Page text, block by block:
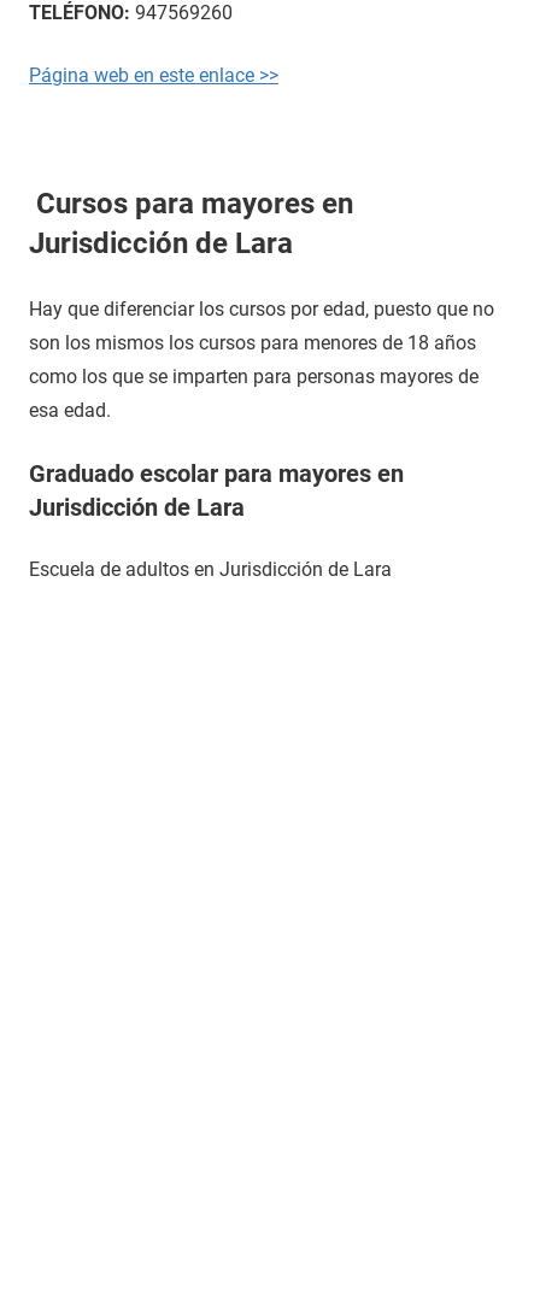
TELÉFONO: 947569260
Página web en este enlace >>
Cursos para mayores en
Jurisdicción de Lara
Hay que diferenciar los cursos por edad, puesto que no
son los mismos los cursos para menores de 18 años
como los que se imparten para personas mayores de
esa edad.
Graduado escolar para mayores en
Jurisdicción de Lara
Escuela de adultos en Jurisdicción de Lara